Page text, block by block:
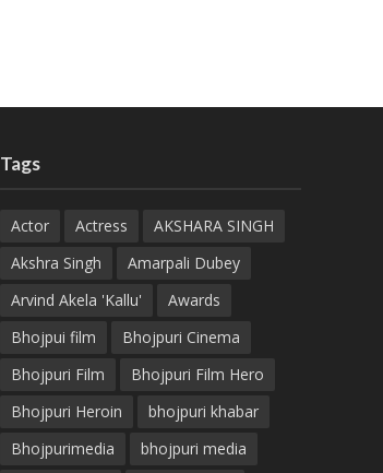
Tags
Actor Actress
AKSHARA SINGH
Akshra Singh
Amarpali Dubey
Arvind Akela 'Kallu'
Awards
Bhojpui film
Bhojpuri Cinema
Bhojpuri Film
Bhojpuri Film Hero
Bhojpuri Heroin
bhojpuri khabar
Bhojpurimedia
bhojpuri media